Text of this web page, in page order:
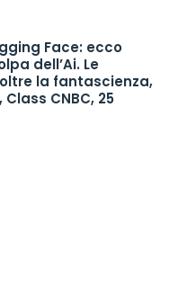
Face: ecco
dell’Ai. Le
la fantascienza,
CNBC, 25